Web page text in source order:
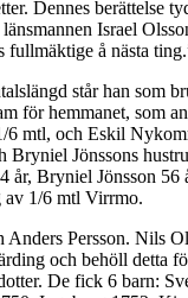
Dennes berättelse
Israel
fullmäktige å nästa
står han som
för hemmanet, som
och Eskil
Jönssons
Bryniel Jönsson
av 1/6 mtl Virrmo.
Persson. Nils
och behöll detta
De fick 6 barn: